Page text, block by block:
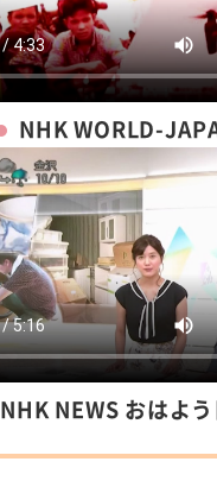
NHK WORLD-
NHK NEWS おはよ